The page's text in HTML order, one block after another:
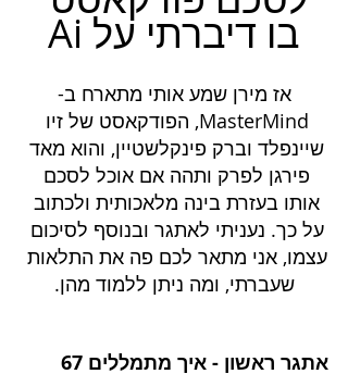
בו דיברתי על Ai
אז מירן שמע אותי מתארח ב-
MasterMind, הפודקאסט של זיו
שיינפלד וברק פינקלשטיין, והוא מאד
פירגן לפרק ותהה אם אוכל לסכם
אותו בעזרת בינה מלאכותית ולכתוב
על כך. נעניתי לאתגר ובנוסף לסיכום
עצמו, אני מתאר לכם פה את התלאות
שעברתי, ומה ניתן ללמוד מהן.